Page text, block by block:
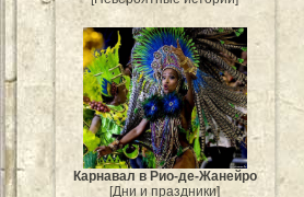
Карнавал в Рио-де-Жанейро
[Дни и праздники]